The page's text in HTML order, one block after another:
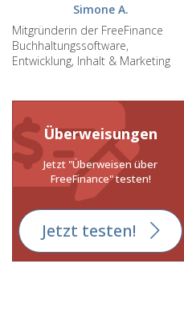
Simone A.
Mitgründerin der FreeFinance
Buchhaltungssoftware,
Entwicklung, Inhalt & Marketing
Überweisungen
Jetzt "Überweisen über
FreeFinance" testen!
Jetzt testen!